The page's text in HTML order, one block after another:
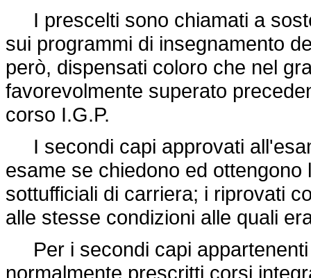
I prescelti sono chiamati a
sui programmi di insegnamento
però, dispensati coloro che nel
favorevolmente superato
corso I.G.P.
I secondi capi approvati
esame se chiedono ed
sottufficiali di carriera; i riprovati
alle stesse condizioni alle quali
Per i secondi capi appartenenti
normalmente prescritti corsi